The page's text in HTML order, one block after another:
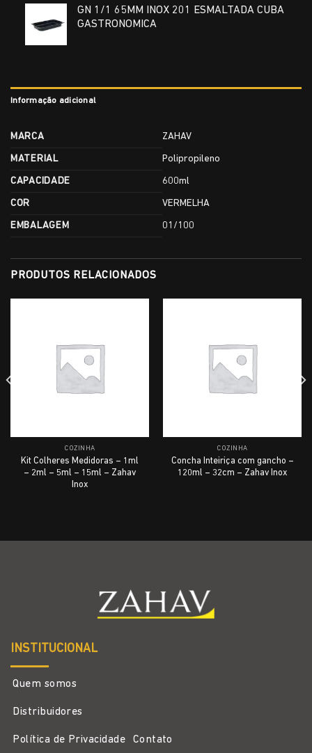
GN 1/1 65MM INOX 201 ESMALTADA CUBA
GASTRONOMICA
Informação adicional
MARCA ZAHAV
MATERIAL Polipropileno
CAPACIDADE 600ml
COR VERMELHA
EMBALAGEM 01/100
PRODUTOS RELACIONADOS
COZINHA
Kit Colheres Medidoras – 1ml
– 2ml – 5ml – 15ml – Zahav
Inox
COZINHA
Concha Inteiriça com gancho –
120ml – 32cm – Zahav Inox
INSTITUCIONAL
Quem somos
Distribuidores
Política de Privacidade Contato